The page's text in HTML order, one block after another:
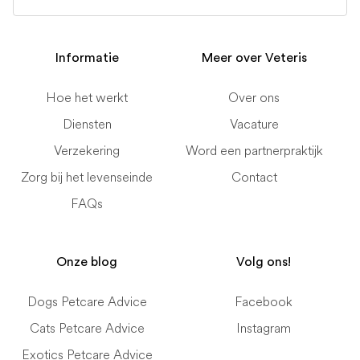
Informatie
Hoe het werkt
Diensten
Verzekering
Zorg bij het levenseinde
FAQs
Meer over Veteris
Over ons
Vacature
Word een partnerpraktijk
Contact
Onze blog
Dogs Petcare Advice
Cats Petcare Advice
Exotics Petcare Advice
Volg ons!
Facebook
Instagram